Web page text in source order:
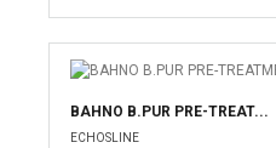
BAHNO B.PUR PRE-TREAT...
ECHOSLINE